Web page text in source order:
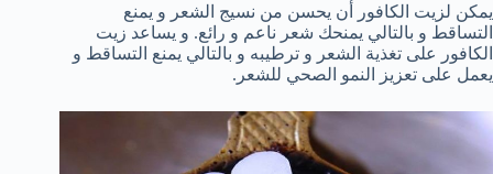
يمكن لزيت الكافور أن يحسن من نسيج الشعر و يمنع
التساقط و بالتالي يمنحك شعر ناعم و رائع. و يساعد زيت
الكافور على تغذية الشعر و ترطيبه و بالتالي يمنع التساقط و
يعمل على تعزيز النمو الصحي للشعر.